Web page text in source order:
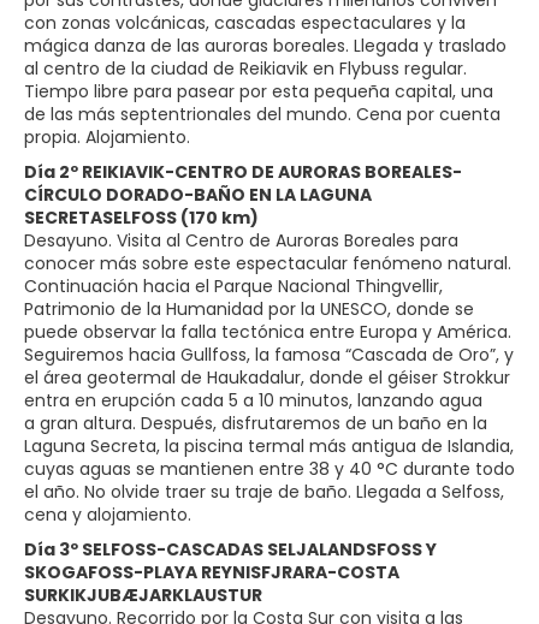
con zonas volcánicas, cascadas espectaculares y la
mágica danza de las auroras boreales. Llegada y traslado
al centro de la ciudad de Reikiavik en Flybuss regular.
Tiempo libre para pasear por esta pequeña capital, una
de las más septentrionales del mundo. Cena por cuenta
propia. Alojamiento.
Día 2º REIKIAVIK-CENTRO DE AURORAS BOREALES-
CÍRCULO DORADO-BAÑO EN LA LAGUNA
SECRETASELFOSS (170 km)
Desayuno. Visita al Centro de Auroras Boreales para
conocer más sobre este espectacular fenómeno natural.
Continuación hacia el Parque Nacional Thingvellir,
Patrimonio de la Humanidad por la UNESCO, donde se
puede observar la falla tectónica entre Europa y América.
Seguiremos hacia Gullfoss, la famosa “Cascada de Oro”, y
el área geotermal de Haukadalur, donde el géiser Strokkur
entra en erupción cada 5 a 10 minutos, lanzando agua
a gran altura. Después, disfrutaremos de un baño en la
Laguna Secreta, la piscina termal más antigua de Islandia,
cuyas aguas se mantienen entre 38 y 40 °C durante todo
el año. No olvide traer su traje de baño. Llegada a Selfoss,
cena y alojamiento.
Día 3º SELFOSS-CASCADAS SELJALANDSFOSS Y
SKOGAFOSS-PLAYA REYNISFJRARA-COSTA
SURKIKJUBÆJARKLAUSTUR
Desayuno. Recorrido por la Costa Sur con visita a las